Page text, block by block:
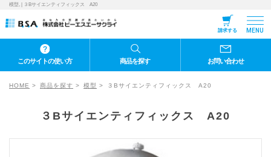
模型, | ３Bサイエンティフィックス A20
請求する MENU
このサイトの使い方 商品を探す お問い合わせ
HOME 商品を探す 模型 ３Bサイエンティフィックス A20
３Bサイエンティフィックス A20